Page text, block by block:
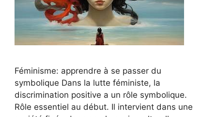
Féminisme: apprendre à se passer du
symbolique Dans la lutte féministe, la
discrimination positive a un rôle symbolique.
Rôle essentiel au début. Il intervient dans une